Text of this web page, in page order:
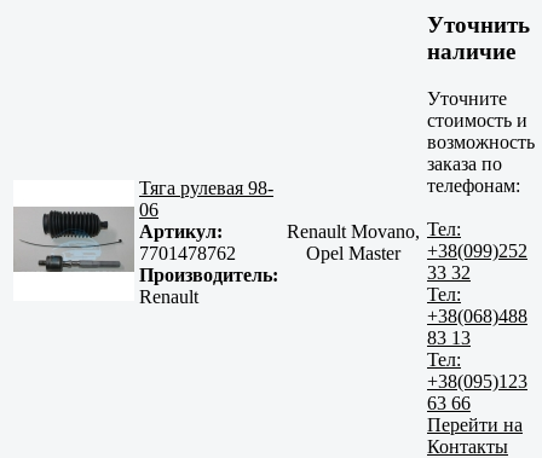
Тяга рулевая 98-
06
Артикул:
7701478762
Производитель:
Renault
Renault Movano,
Opel Master
Уточнить
наличие
Уточните
стоимость и
возможность
заказа по
телефонам:
Тел:
+38(099)252
33 32
Тел:
+38(068)488
83 13
Тел:
+38(095)123
63 66
Перейти на
Контакты